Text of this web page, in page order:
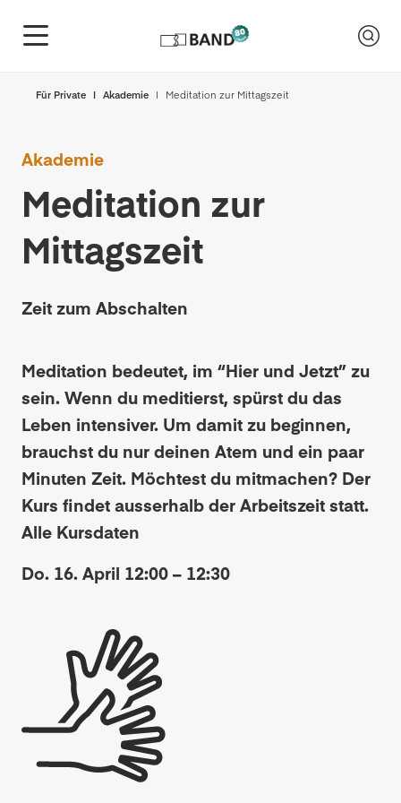
Für Private Akademie Meditation zur Mittagszeit
Akademie
Meditation zur
Mittagszeit
Zeit zum Abschalten
Meditation bedeutet, im “Hier und Jetzt” zu
sein. Wenn du meditierst, spürst du das
Leben intensiver. Um damit zu beginnen,
brauchst du nur deinen Atem und ein paar
Minuten Zeit. Möchtest du mitmachen? Der
Kurs findet ausserhalb der Arbeitszeit statt.
Alle Kursdaten
Do. 16. April 12:00 – 12:30